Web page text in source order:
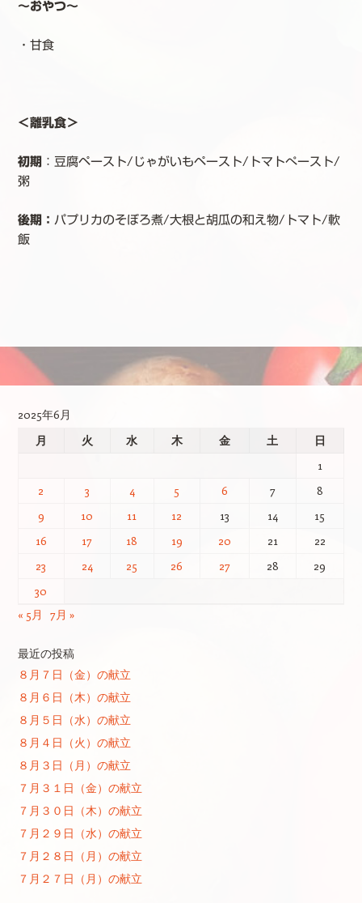
～おやつ～
・甘食
＜離乳食＞
初期 ：豆腐ペースト/じゃがいもペースト/トマトぺースト/
粥
後期： パプリカのそぼろ煮/大根と胡瓜の和え物/トマト/軟
飯
投稿ナビゲーション
2025年6月
月
火 水 木 金 土
日
1
2
3 4 5 6 7
8
9
10 11 12 13 14
15
16
17 18 19 20 21
22
23
24 25 26 27 28
29
30
« 5月
7月 »
最近の投稿
８月７日（金）の献立
８月６日（木）の献立
８月５日（水）の献立
８月４日（火）の献立
８月３日（月）の献立
７月３１日（金）の献立
７月３０日（木）の献立
７月２９日（水）の献立
７月２８日（月）の献立
７月２７日（月）の献立